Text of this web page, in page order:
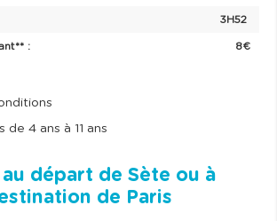
3H52
: 8€
de 4 ans à 11 ans
au départ de Sète ou à
de Paris